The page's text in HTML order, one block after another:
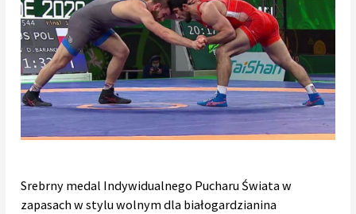
Srebrny medal Indywidualnego Pucharu Świata w
zapasach w stylu wolnym dla białogardzianina